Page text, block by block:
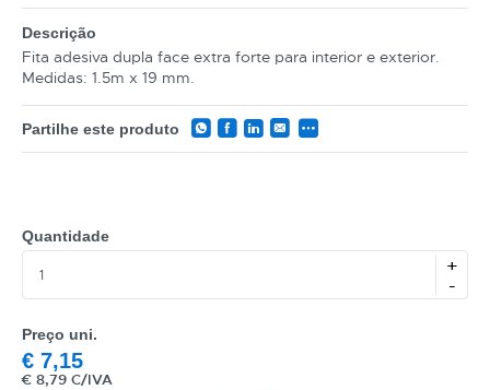
Descrição
Fita adesiva dupla face extra forte para interior e exterior.
Medidas: 1.5m x 19 mm.
Partilhe este produto
Quantidade
+
-
Preço uni.
€ 7,15
€ 8,79 C/IVA
CATEGORIA
REF